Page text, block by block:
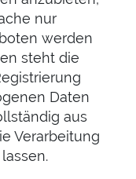
nur
werden
steht die
Daten
aus
Verarbeitung